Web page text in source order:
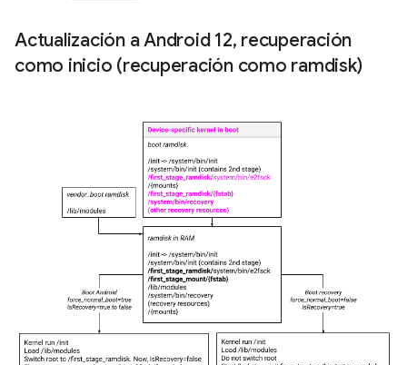
Actualización a Android 12, recuperación
como inicio (recuperación como ramdisk)